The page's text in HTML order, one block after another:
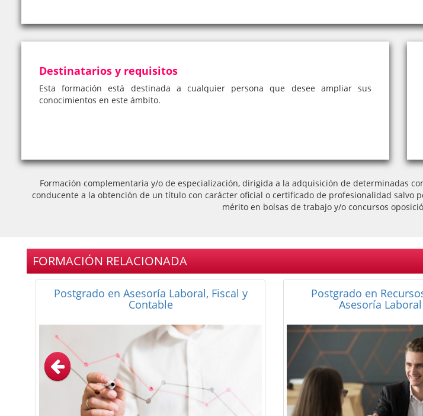
Destinatarios y requisitos
Esta formación está destinada a cualquier persona que desee ampliar sus
conocimientos en este ámbito.
Formación complementaria y/o de especialización, dirigida a la adquisición de determinadas
conducente a la obtención de un título con carácter oficial o certificado de profesionalidad
mérito en bolsas de trabajo y/o concursos
FORMACIÓN RELACIONADA
Postgrado en Imagen Personal Distancia Postgrado en
Educativo